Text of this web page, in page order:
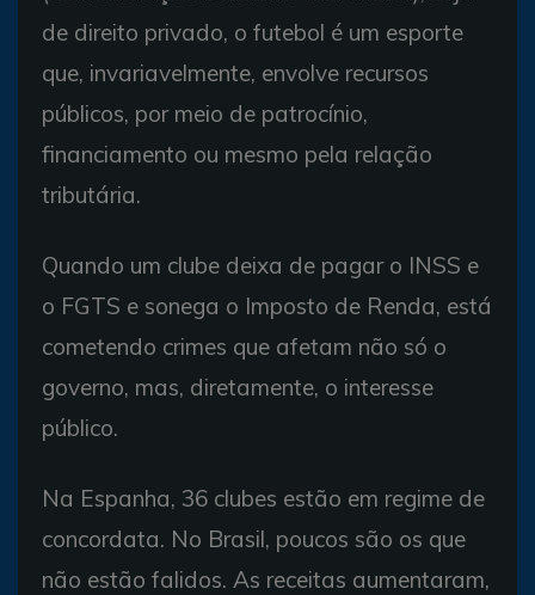
de direito privado, o futebol é um esporte
que, invariavelmente, envolve recursos
públicos, por meio de patrocínio,
financiamento ou mesmo pela relação
tributária.
Quando um clube deixa de pagar o INSS e
o FGTS e sonega o Imposto de Renda, está
cometendo crimes que afetam não só o
governo, mas, diretamente, o interesse
público.
Na Espanha, 36 clubes estão em regime de
concordata. No Brasil, poucos são os que
não estão falidos. As receitas aumentaram,